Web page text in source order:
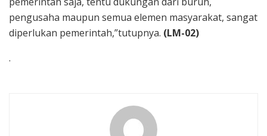
pengusaha maupun semua elemen masyarakat, sangat
diperlukan pemerintah,”tutupnya. (LM-02)
.